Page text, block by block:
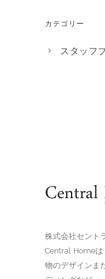
カテゴリー
スタッフ
株式会社セント
Central Home
物のデザインま